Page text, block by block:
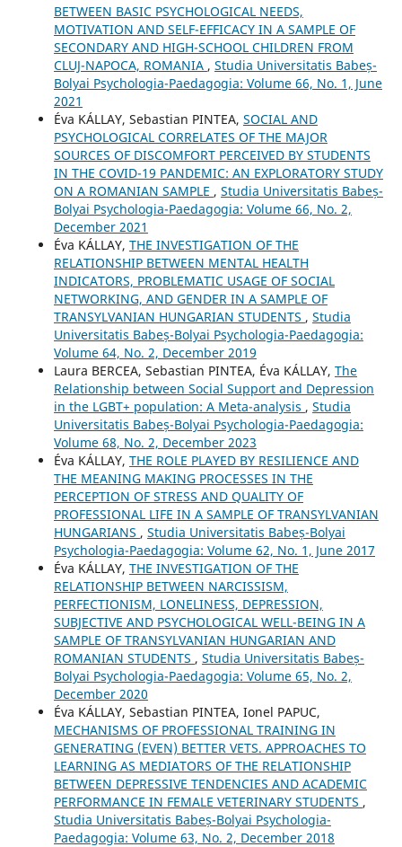
BETWEEN BASIC PSYCHOLOGICAL NEEDS,
MOTIVATION AND SELF-EFFICACY IN A SAMPLE OF
SECONDARY AND HIGH-SCHOOL CHILDREN FROM
CLUJ-NAPOCA, ROMANIA , Studia Universitatis Babeș-
Bolyai Psychologia-Paedagogia: Volume 66, No. 1, June
2021
Éva KÁLLAY, Sebastian PINTEA, SOCIAL AND
PSYCHOLOGICAL CORRELATES OF THE MAJOR
SOURCES OF DISCOMFORT PERCEIVED BY STUDENTS
IN THE COVID-19 PANDEMIC: AN EXPLORATORY STUDY
ON A ROMANIAN SAMPLE , Studia Universitatis Babeș-
Bolyai Psychologia-Paedagogia: Volume 66, No. 2,
December 2021
Éva KÁLLAY, THE INVESTIGATION OF THE
RELATIONSHIP BETWEEN MENTAL HEALTH
INDICATORS, PROBLEMATIC USAGE OF SOCIAL
NETWORKING, AND GENDER IN A SAMPLE OF
TRANSYLVANIAN HUNGARIAN STUDENTS , Studia
Universitatis Babeș-Bolyai Psychologia-Paedagogia:
Volume 64, No. 2, December 2019
Laura BERCEA, Sebastian PINTEA, Éva KÁLLAY, The
Relationship between Social Support and Depression
in the LGBT+ population: A Meta-analysis , Studia
Universitatis Babeș-Bolyai Psychologia-Paedagogia:
Volume 68, No. 2, December 2023
Éva KÁLLAY, THE ROLE PLAYED BY RESILIENCE AND
THE MEANING MAKING PROCESSES IN THE
PERCEPTION OF STRESS AND QUALITY OF
PROFESSIONAL LIFE IN A SAMPLE OF TRANSYLVANIAN
HUNGARIANS , Studia Universitatis Babeș-Bolyai
Psychologia-Paedagogia: Volume 62, No. 1, June 2017
Éva KÁLLAY, THE INVESTIGATION OF THE
RELATIONSHIP BETWEEN NARCISSISM,
PERFECTIONISM, LONELINESS, DEPRESSION,
SUBJECTIVE AND PSYCHOLOGICAL WELL-BEING IN A
SAMPLE OF TRANSYLVANIAN HUNGARIAN AND
ROMANIAN STUDENTS , Studia Universitatis Babeș-
Bolyai Psychologia-Paedagogia: Volume 65, No. 2,
December 2020
Éva KÁLLAY, Sebastian PINTEA, Ionel PAPUC,
MECHANISMS OF PROFESSIONAL TRAINING IN
GENERATING (EVEN) BETTER VETS. APPROACHES TO
LEARNING AS MEDIATORS OF THE RELATIONSHIP
BETWEEN DEPRESSIVE TENDENCIES AND ACADEMIC
PERFORMANCE IN FEMALE VETERINARY STUDENTS ,
Studia Universitatis Babeș-Bolyai Psychologia-
Paedagogia: Volume 63, No. 2, December 2018